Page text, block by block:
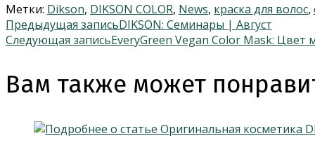
Метки: Dikson, DIKSON COLOR, News, краска для волос,
Еще
статьи
Предыдущая записьDIKSON: Семинары | Август
Следующая записьEveryGreen Vegan Color Mask: Цвет
Вам также может